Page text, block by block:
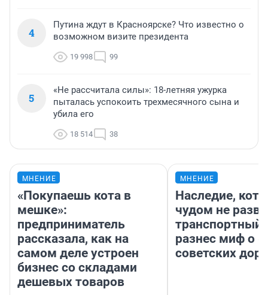
4
Путина ждут в Красноярске? Что известно о
возможном визите президента
19 998 99
5
«Не рассчитала силы»: 18-летняя ужурка
пыталась успокоить трехмесячного сына и
убила его
18 514 38
МНЕНИЕ
«Покупаешь кота в
мешке»:
предприниматель
рассказала, как на
самом деле устроен
бизнес со складами
дешевых товаров
МНЕНИЕ
Наследие,
чудом не
транспортный
разнес миф о
советских